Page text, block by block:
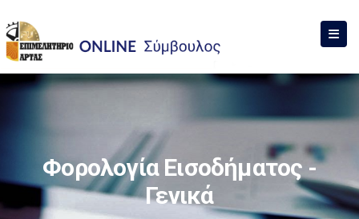
Φορολογία Εισοδήματος -
Γενικά